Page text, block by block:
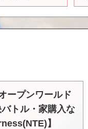
ープンワールド
トル・家購入な
】